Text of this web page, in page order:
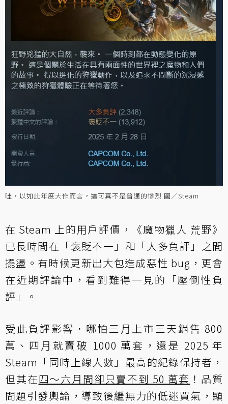
哇，以如此年度大作而言，這可真不是普通的慘烈 圖／Steam
在 Steam 上的用戶評價，《魔物獵人 荒野》
已長時間在「褒貶不一」和「大多負評」之間
擺盪。有時候更新出大包造成惡性 bug，更會
在近期評論中，看到難得一見的「壓倒性負
評」。
受此負評影響．哪怕三月上市三天銷售 800
萬、四月就賣破 1000 萬套，還是 2025 年
Steam「同時上線人數」最高的紀錄保持者，
但其在四～六月間卻只賣不到 50 萬套 ！品質
問題引發輿論，導致後繼無力的低迷買氣，顯